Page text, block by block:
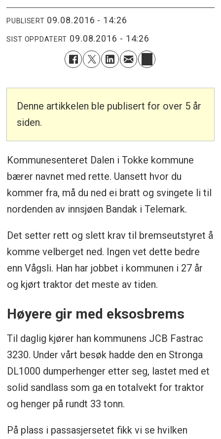
PUBLISERT 09.08.2016 - 14:26
SIST OPPDATERT 09.08.2016 - 14:26
Denne artikkelen ble publisert for over 5 år
siden.
Kommunesenteret Dalen i Tokke kommune
bærer navnet med rette. Uansett hvor du
kommer fra, må du ned ei bratt og svingete li til
nordenden av innsjøen Bandak i Telemark.
Det setter rett og slett krav til bremseutstyret å
komme velberget ned. Ingen vet dette bedre
enn Vågsli. Han har jobbet i kommunen i 27 år
og kjørt traktor det meste av tiden.
Høyere gir med eksosbrems
Til daglig kjører han kommunens JCB Fastrac
3230. Under vårt besøk hadde den en Stronga
DL1000 dumperhenger etter seg, lastet med et
solid sandlass som ga en totalvekt for traktor
og henger på rundt 33 tonn.
På plass i passasjersetet fikk vi se hvilken